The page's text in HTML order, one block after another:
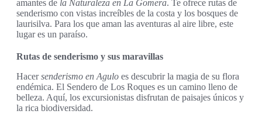
amantes de la Naturaleza en La Gomera. Te ofrece rutas de
senderismo con vistas increíbles de la costa y los bosques de
laurisilva. Para los que aman las aventuras al aire libre, este
lugar es un paraíso.
Rutas de senderismo y sus maravillas
Hacersenderismo en Agulo es descubrir la magia de su flora
endémica. El Sendero de Los Roques es un camino lleno de
belleza. Aquí, los excursionistas disfrutan de paisajes únicos y
la rica biodiversidad.